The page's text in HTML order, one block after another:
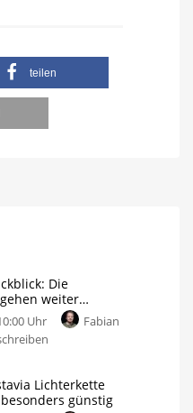
teilen
Die
weiter…
Uhr
Fabian
Lichterkette
günstig